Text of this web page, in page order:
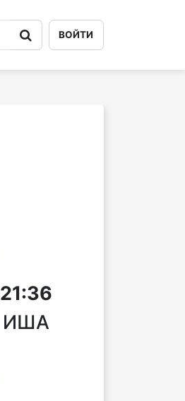
ВОЙТИ
21:36
ИША